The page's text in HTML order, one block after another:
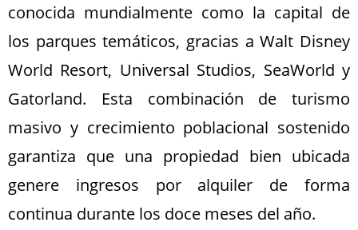
conocida mundialmente como la capital de
los parques temáticos, gracias a Walt Disney
World Resort, Universal Studios, SeaWorld y
Gatorland. Esta combinación de turismo
masivo y crecimiento poblacional sostenido
garantiza que una propiedad bien ubicada
genere ingresos por alquiler de forma
continua durante los doce meses del año.